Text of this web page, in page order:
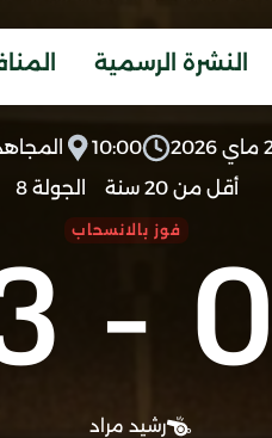
النشرة الرسمية
10:00
أقل من 20 سنة
الجولة 8
0
-
فوز بالانسحاب
رشيد مراد